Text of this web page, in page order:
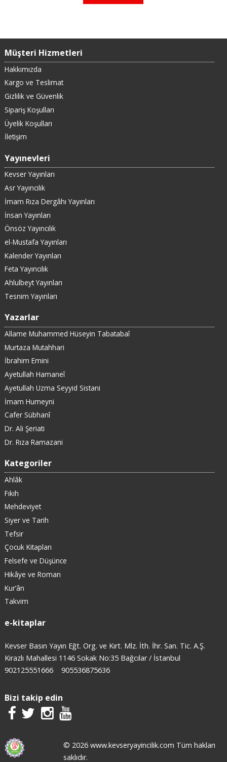
Müşteri Hizmetleri
Hakkımızda
Kargo ve Teslimat
Gizlilik ve Güvenlik
Sipariş Koşulları
Üyelik Koşulları
İletişim
Yayınevleri
Kevser Yayınları
Asr Yayıncılık
İmam Rıza Dergâhı Yayınları
İnsan Yayınları
Önsöz Yayıncılık
el-Mustafa Yayınları
Kalender Yayınları
Feta Yayıncılık
Ahlulbeyt Yayınları
Tesnim Yayınları
Yazarlar
Allame Muhammed Hüseyin Tabatabaî
Murtaza Mutahhari
İbrahim Emini
Ayetullah Hamaneî
Ayetullah Uzma Seyyid Sistani
İmam Humeyni
Cafer Sübhanî
Dr. Ali Şeriati
Dr. Rıza Ramazani
Kategoriler
Ahlâk
Fıkıh
Mehdeviyet
Siyer ve Tarih
Tefsir
Çocuk Kitapları
Felsefe ve Düşünce
Hikâye ve Roman
Kur’ân
Takvim
e-kitaplar
Kevser Basın Yayın Eğt. Org. ve Kırt. Mlz. İth. İhr. San. Tic. A.Ş.
Kirazlı Mahallesi 1146 Sokak No:35 Bağcılar / İstanbul
902125551666
905536875636
Bizi takip edin
© 2026 www.kevseryayincilik.com Tüm hakları
saklıdır.